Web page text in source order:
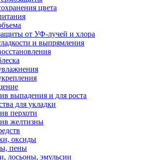
цвета
от УФ-лучей и хлора
и выпрямления
выпадения и для роста
для укладки
перхоти
желтизны
оксиды
пены
лосьоны, эмульсии